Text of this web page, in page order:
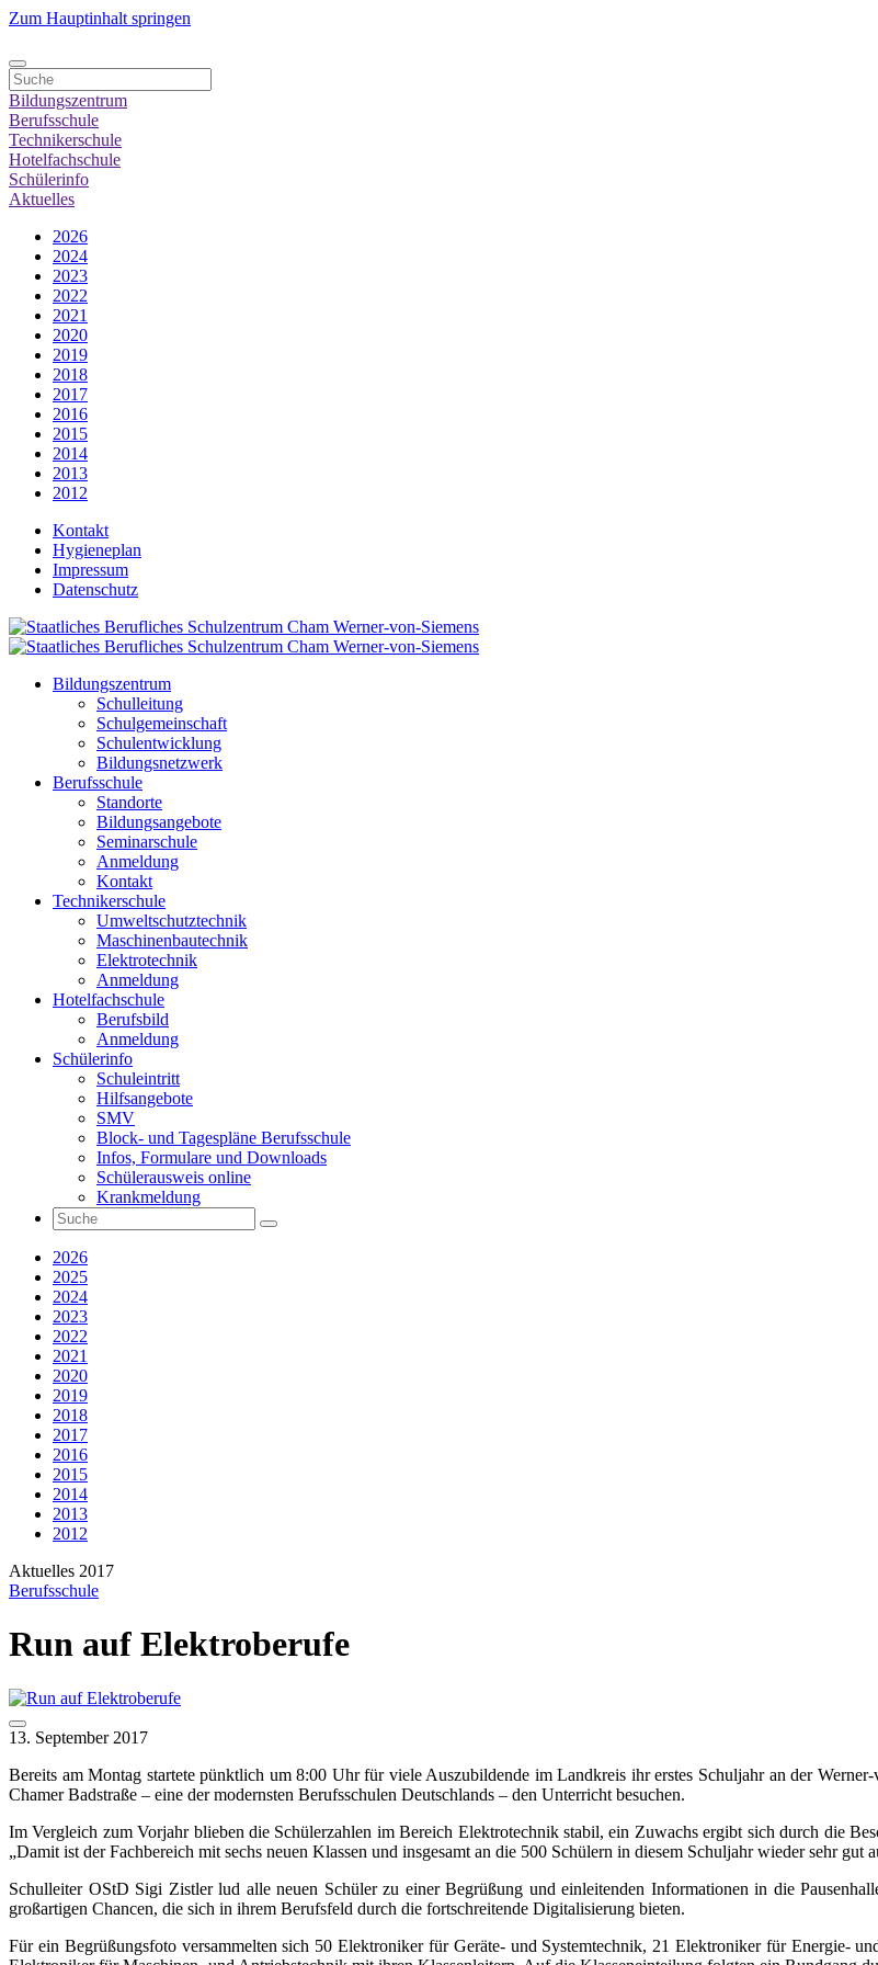
Zum Hauptinhalt springen
Bildungszentrum
Berufsschule
Technikerschule
Hotelfachschule
Schülerinfo
Aktuelles
2026
2024
2023
2022
2021
2020
2019
2018
2017
2016
2015
2014
2013
2012
Kontakt
Hygieneplan
Impressum
Datenschutz
Bildungszentrum
Schulleitung
Schulgemeinschaft
Schulentwicklung
Bildungsnetzwerk
Berufsschule
Standorte
Bildungsangebote
Seminarschule
Anmeldung
Kontakt
Technikerschule
Umweltschutztechnik
Maschinenbautechnik
Elektrotechnik
Anmeldung
Hotelfachschule
Berufsbild
Anmeldung
Schülerinfo
Schuleintritt
Hilfsangebote
SMV
Block- und Tagespläne Berufsschule
Infos, Formulare und Downloads
Schülerausweis online
Krankmeldung
2026
2025
2024
2023
2022
2021
2020
2019
2018
2017
2016
2015
2014
2013
2012
Aktuelles 2017
Berufsschule
Run auf Elektroberufe
13. September 2017
Bereits am Montag startete pünktlich um 8:00 Uhr für viele Auszubildende im Landkreis ihr erstes Schuljahr an der
Chamer Badstraße – eine der modernsten Berufsschulen Deutschlands – den Unterricht besuchen.
Im Vergleich zum Vorjahr blieben die Schülerzahlen im Bereich Elektrotechnik stabil, ein Zuwachs ergibt sich durch die
„Damit ist der Fachbereich mit sechs neuen Klassen und insgesamt an die 500 Schülern in diesem Schuljahr wieder sehr gut
Schulleiter OStD Sigi Zistler lud alle neuen Schüler zu einer Begrüßung und einleitenden Informationen in die
großartigen Chancen, die sich in ihrem Berufsfeld durch die fortschreitende Digitalisierung bieten.
Für ein Begrüßungsfoto versammelten sich 50 Elektroniker für Geräte- und Systemtechnik, 21 Elektroniker für Energie-